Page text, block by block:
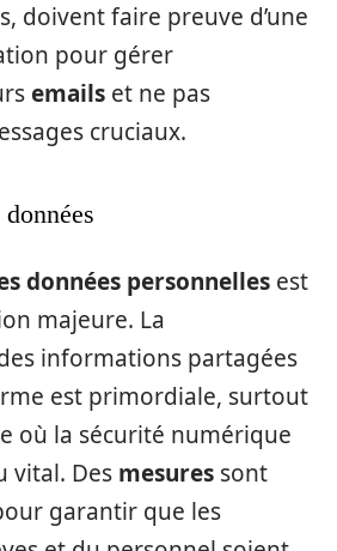
doivent faire preuve d’une
pour gérer
emails et ne pas
cruciaux.
données personnelles est
majeure. La
informations partagées
est primordiale, surtout
où la sécurité numérique
vital. Des mesures sont
garantir que les